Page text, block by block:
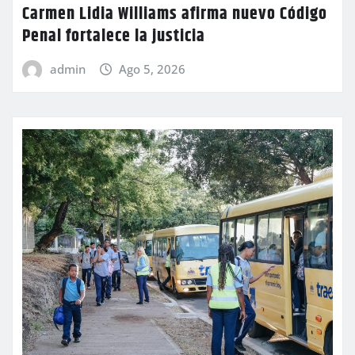
Carmen Lidia Williams afirma nuevo Código
Penal fortalece la justicia
admin Ago 5, 2026